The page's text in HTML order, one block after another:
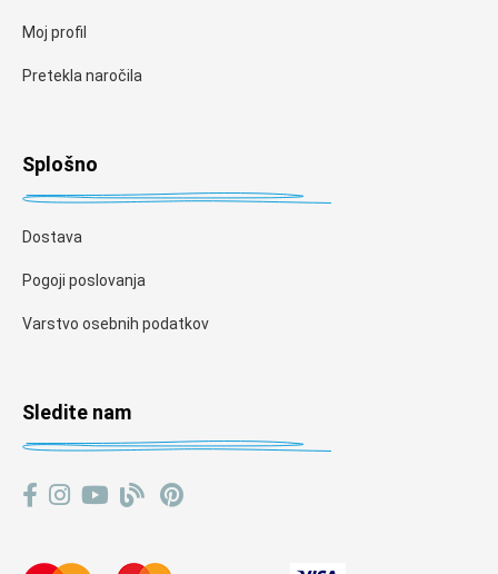
Moj profil
Pretekla naročila
Splošno
Dostava
Pogoji poslovanja
Varstvo osebnih podatkov
Sledite nam